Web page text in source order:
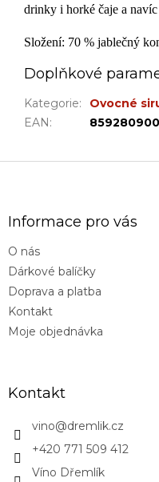
drinky i horké čaje a
Složení: 70 % jablečný
Doplňkové
Kategorie:
Ovocné
EAN:
Informace pro vás
O nás
Dárkové balíčky
Doprava a platba
Kontakt
Moje objednávka
Kontakt
vino@dremlik.cz
+420 771 509 412
Víno Dřemlík